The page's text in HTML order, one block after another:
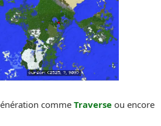
commeTraverse ou encore